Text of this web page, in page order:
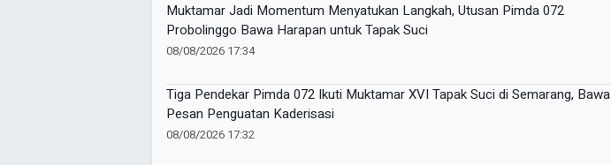
Muktamar Jadi Momentum Menyatukan Langkah, Utusan Pimda 072
Probolinggo Bawa Harapan untuk Tapak Suci
08/08/2026 17:34
Tiga Pendekar Pimda 072 Ikuti Muktamar XVI Tapak Suci di Semarang, Bawa
Pesan Penguatan Kaderisasi
08/08/2026 17:32